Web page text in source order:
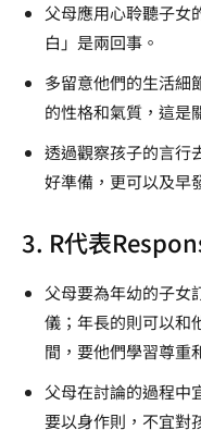
父母應用心聆聽子女
白」是兩回事。
多留意他們的生活細
的性格和氣質，這是
透過觀察孩子的言行
好準備，更可以及早
3. R代表
父母要為年幼的子女
儀；年長的則可以和
間，要他們學習尊重
父母在討論的過程中
要以身作則，不宜對